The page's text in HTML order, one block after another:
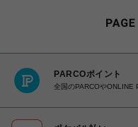
PARCOポイント
全国のPARCOやONLINE